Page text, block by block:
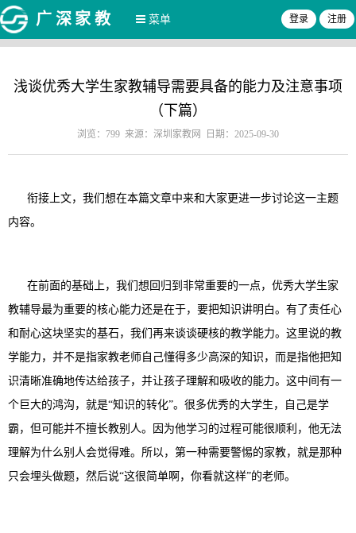
广深家教 菜单 登录 注册
浅谈优秀大学生家教辅导需要具备的能力及注意事项
（下篇）
浏览：799 来源：深圳家教网 日期：2025-09-30
衔接上文，我们想在本篇文章中来和大家更进一步讨论这一主题
内容。
在前面的基础上，我们想回归到非常重要的一点，优秀大学生家
教辅导最为重要的核心能力还是在于，要把知识讲明白。有了责任心
和耐心这块坚实的基石，我们再来谈谈硬核的教学能力。这里说的教
学能力，并不是指家教老师自己懂得多少高深的知识，而是指他把知
识清晰准确地传达给孩子，并让孩子理解和吸收的能力。这中间有一
个巨大的鸿沟，就是“知识的转化”。很多优秀的大学生，自己是学
霸，但可能并不擅长教别人。因为他学习的过程可能很顺利，他无法
理解为什么别人会觉得难。所以，第一种需要警惕的家教，就是那种
只会埋头做题，然后说“这很简单啊，你看就这样”的老师。